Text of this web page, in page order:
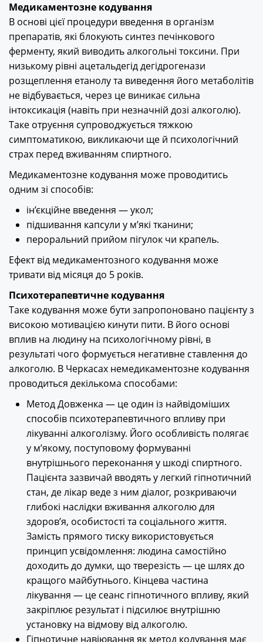
Медикаментозне кодування
В основі цієї процедури введення в організм
препаратів, які блокують синтез печінкового
ферменту, який виводить алкогольні токсини. При
низькому рівні ацетальдегід дегідрогенази
розщеплення етанолу та виведення його метаболітів
не відбувається, через це виникає сильна
інтоксикація (навіть при незначній дозі алкоголю).
Таке отруєння супроводжується тяжкою
симптоматикою, викликаючи ще й психологічний
страх перед вживанням спиртного.
Медикаментозне кодування може проводитись
одним зі способів:
ін’єкційне введення — укол;
підшивання капсули у м’які тканини;
пероральний прийом пігулок чи крапель.
Ефект від медикаментозного кодування може
тривати від місяця до 5 років.
Психотерапевтичне кодування
Таке кодування може бути запропоновано пацієнту з
високою мотивацією кинути пити. В його основі
вплив на людину на психологічному рівні, в
результаті чого формується негативне ставлення до
алкоголю. В Черкасах немедикаментозне кодування
проводиться декількома способами:
Метод Довженка — це один із найвідоміших
способів психотерапевтичного впливу при
лікуванні алкоголізму. Його особливість полягає
у м’якому, поступовому формуванні
внутрішнього переконання у шкоді спиртного.
Пацієнта зазвичай вводять у легкий гіпнотичний
стан, де лікар веде з ним діалог, розкриваючи
глибокі наслідки вживання алкоголю для
здоров’я, особистості та соціального життя.
Замість прямого тиску використовується
принцип усвідомлення: людина самостійно
доходить до думки, що тверезість — це шлях до
кращого майбутнього. Кінцева частина
лікування — це сеанс гіпнотичного впливу, який
закріплює результат і підсилює внутрішню
установку на відмову від алкоголю.
Гіпнотичне навіювання як метод кодування має